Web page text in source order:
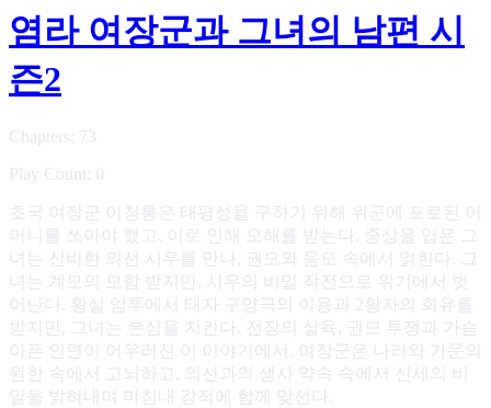
염라 여장군과 그녀의 남편 시
즌2
Chapters: 73
Play Count: 0
초국 여장군 이청통은 태평성을 구하기 위해 위군에 포로된 어
머니를 쏘아야 했고, 이로 인해 오해를 받는다. 중상을 입은 그
녀는 신비한 의선 시우를 만나, 권모와 음모 속에서 얽힌다. 그
녀는 계모의 모함 받지만, 시우의 비밀 작전으로 위기에서 벗
어난다. 황실 암투에서 태자 구양극의 이용과 2황자의 회유를
받지만, 그녀는 본심을 지킨다. 전장의 살육, 권모 투쟁과 가슴
아픈 인연이 어우러진 이 이야기에서, 여장군은 나라와 가문의
원한 속에서 고뇌하고, 의선과의 생사 약속 속에서 신세의 비
밀을 밝혀내며 마침내 강적에 함께 맞선다.